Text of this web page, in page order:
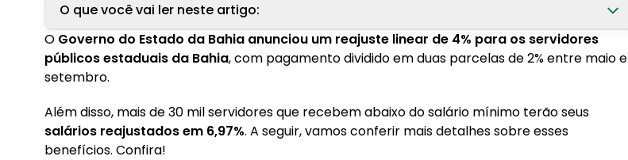
O que você vai ler neste artigo:
1. Mais de 30 mil servidores públicos da Bahia devem receber reajuste em breve
2. Confira outros benefícios para servidores públicos da Bahia
O Governo do Estado da Bahia anunciou um reajuste linear de 4% para os servidores
públicos estaduais da Bahia, com pagamento dividido em duas parcelas de 2% entre maio e
setembro.
Além disso, mais de 30 mil servidores que recebem abaixo do salário mínimo terão seus
salários reajustados em 6,97%. A seguir, vamos conferir mais detalhes sobre esses
benefícios. Confira!